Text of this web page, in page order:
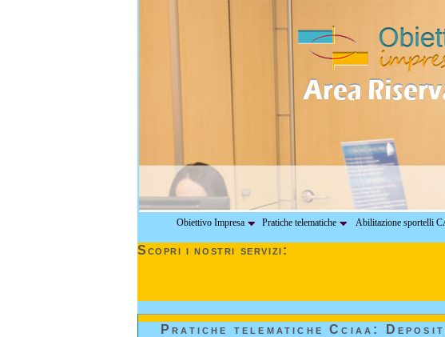
Obiettivo Impresa Pratiche telematiche Abilitazione sportelli
Scopri i nostri servizi:
Pratiche telematiche Cciaa: